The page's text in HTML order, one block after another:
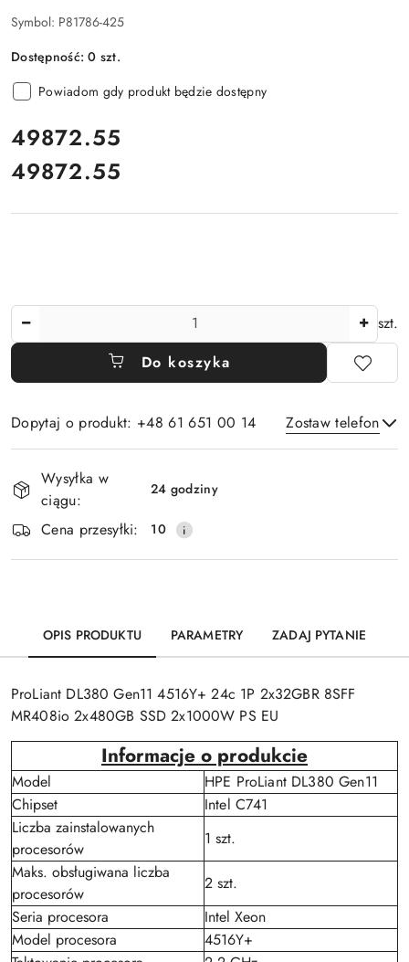
Symbol: P81786-425
Dostępność:0 szt.
Powiadom gdy produkt będzie dostępny
cena:
49872.55
Cena:
49872.55
szt.
Do koszyka
Dopytaj o produkt: +48 61 651 00 14 Zostaw telefon
Dostępność
i
dostawa
Wysyłka w
ciągu:
24 godziny
Cena przesyłki: 10
OPIS PRODUKTU PARAMETRY ZADAJ PYTANIE
ProLiant DL380 Gen11 4516Y+ 24c 1P 2x32GBR 8SFF
MR408io 2x480GB SSD 2x1000W PS EU
Informacje o produkcie
Model
HPE ProLiant DL380 Gen11
Chipset
Intel C741
Liczba zainstalowanych
procesorów
1 szt.
Maks. obsługiwana liczba
procesorów
2 szt.
Seria procesora
Intel Xeon
Model procesora
4516Y+